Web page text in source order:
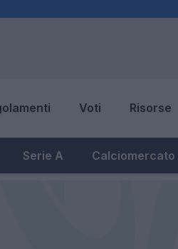
Voti Risorse
Serie A Calciomercato